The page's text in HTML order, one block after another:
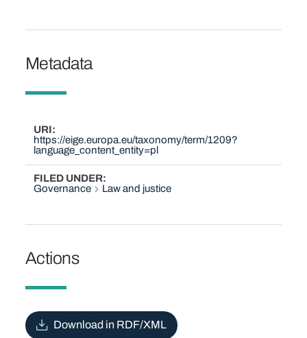
Metadata
URI
https://eige.europa.eu/taxonomy/term/1209?
language_content_entity=pl
FILED UNDER
Governance
Law and justice
Actions
Download in RDF/XML